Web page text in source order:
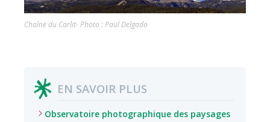
Chaîne du Carlit- Photo : Paul Delgado
EN SAVOIR PLUS
Observatoire photographique des paysages